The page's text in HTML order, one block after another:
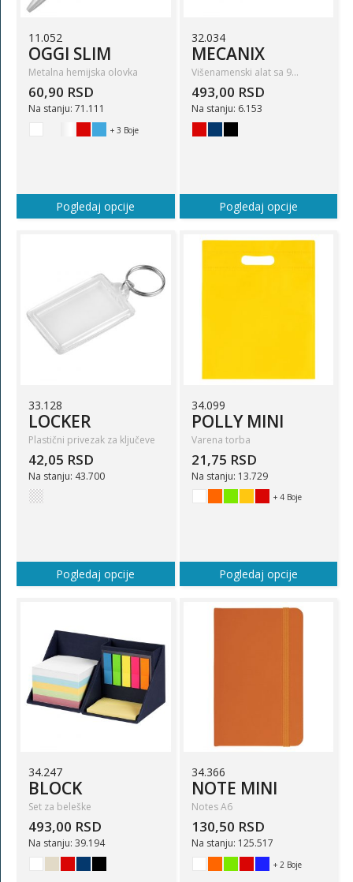
11.052
OGGI SLIM
Metalna hemijska olovka
60,90 RSD
Na stanju: 71.111
+ 3 Boje
Pogledaj opcije
32.034
MECANIX
Višenamenski alat sa 9…
493,00 RSD
Na stanju: 6.153
Pogledaj opcije
33.128
LOCKER
Plastični privezak za ključeve
42,05 RSD
Na stanju: 43.700
Pogledaj opcije
34.099
POLLY MINI
Varena torba
21,75 RSD
Na stanju: 13.729
+ 4 Boje
Pogledaj opcije
34.247
BLOCK
Set za beleške
493,00 RSD
Na stanju: 39.194
34.366
NOTE MINI
Notes A6
130,50 RSD
Na stanju: 125.517
+ 2 Boje